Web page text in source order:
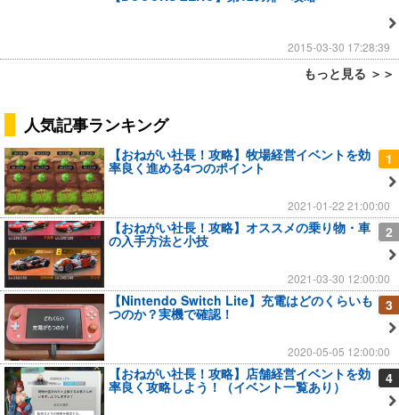
2015-03-30 17:28:39
もっと見る ＞＞
人気記事ランキング
1
【おねがい社長！攻略】牧場経営イベントを効
率良く進める4つのポイント
2021-01-22 21:00:00
2
【おねがい社長！攻略】オススメの乗り物・車
の入手方法と小技
2021-03-30 12:00:00
3
【Nintendo Switch Lite】充電はどのくらいも
つのか？実機で確認！
2020-05-05 12:00:00
4
【おねがい社長！攻略】店舗経営イベントを効
率良く攻略しよう！（イベント一覧あり）